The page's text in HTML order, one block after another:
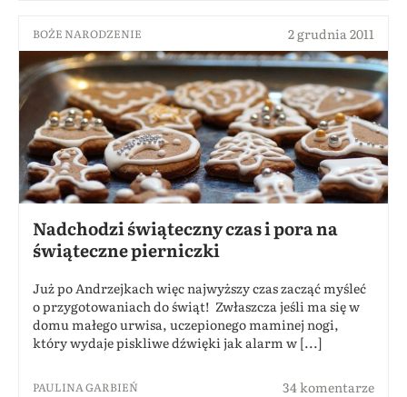
BOŻE NARODZENIE 2 grudnia 2011
Nadchodzi świąteczny czas i pora na
świąteczne pierniczki
Już po Andrzejkach więc najwyższy czas zacząć myśleć
o przygotowaniach do świąt! Zwłaszcza jeśli ma się w
domu małego urwisa, uczepionego maminej nogi,
który wydaje piskliwe dźwięki jak alarm w [...]
PAULINA GARBIEŃ 34 komentarze